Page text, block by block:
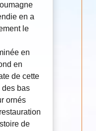
en a
le
en
en
de cette
des bas
ornés
de